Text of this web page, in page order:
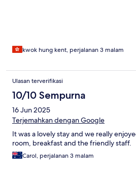
kwok hung kent, perjalanan 3 malam
Ulasan terverifikasi
10/10 Sempurna
16 Jun 2025
Terjemahkan dengan Google
It was a lovely stay and we really
room, breakfast and the friendly staff.
Carol, perjalanan 3 malam